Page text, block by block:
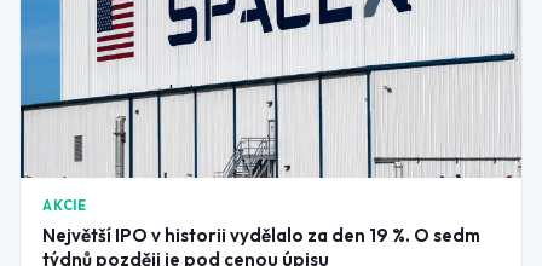
AKCIE
Největší IPO v historii vydělalo za den 19 %. O sedm
týdnů později je pod cenou úpisu